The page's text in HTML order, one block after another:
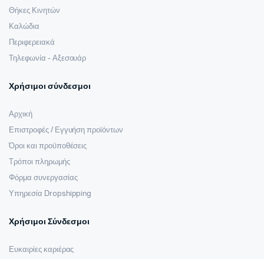
Θήκες Κινητών
Καλώδια
Περιφερειακά
Τηλεφωνία - Αξεσουάρ
Χρήσιμοι σύνδεσμοι
Αρχική
Επιστροφές / Εγγυήση προϊόντων
Όροι και προϋποθέσεις
Τρόποι πληρωμής
Φόρμα συνεργασίας
Υπηρεσία Dropshipping
Χρήσιμοι Σύνδεσμοι
Ευκαιρίες καριέρας